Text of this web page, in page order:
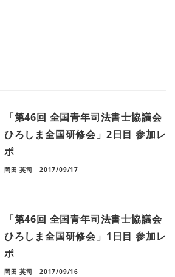
「第46回 全国青年司法書士協議会
ひろしま全国研修会」2日目 参加レ
ポ
岡田 英司 2017/09/17
「第46回 全国青年司法書士協議会
ひろしま全国研修会」1日目 参加レ
ポ
岡田 英司 2017/09/16